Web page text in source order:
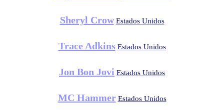
Sheryl Crow Estados Unidos
Trace Adkins Estados Unidos
Jon Bon Jovi Estados Unidos
MC Hammer Estados Unidos